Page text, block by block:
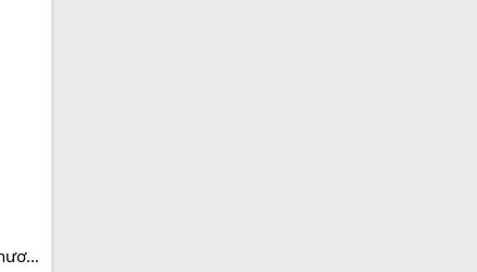
1. Chương trình địa phương (phần Văn và Tập làm văn) (tiếp theo) - HK 2